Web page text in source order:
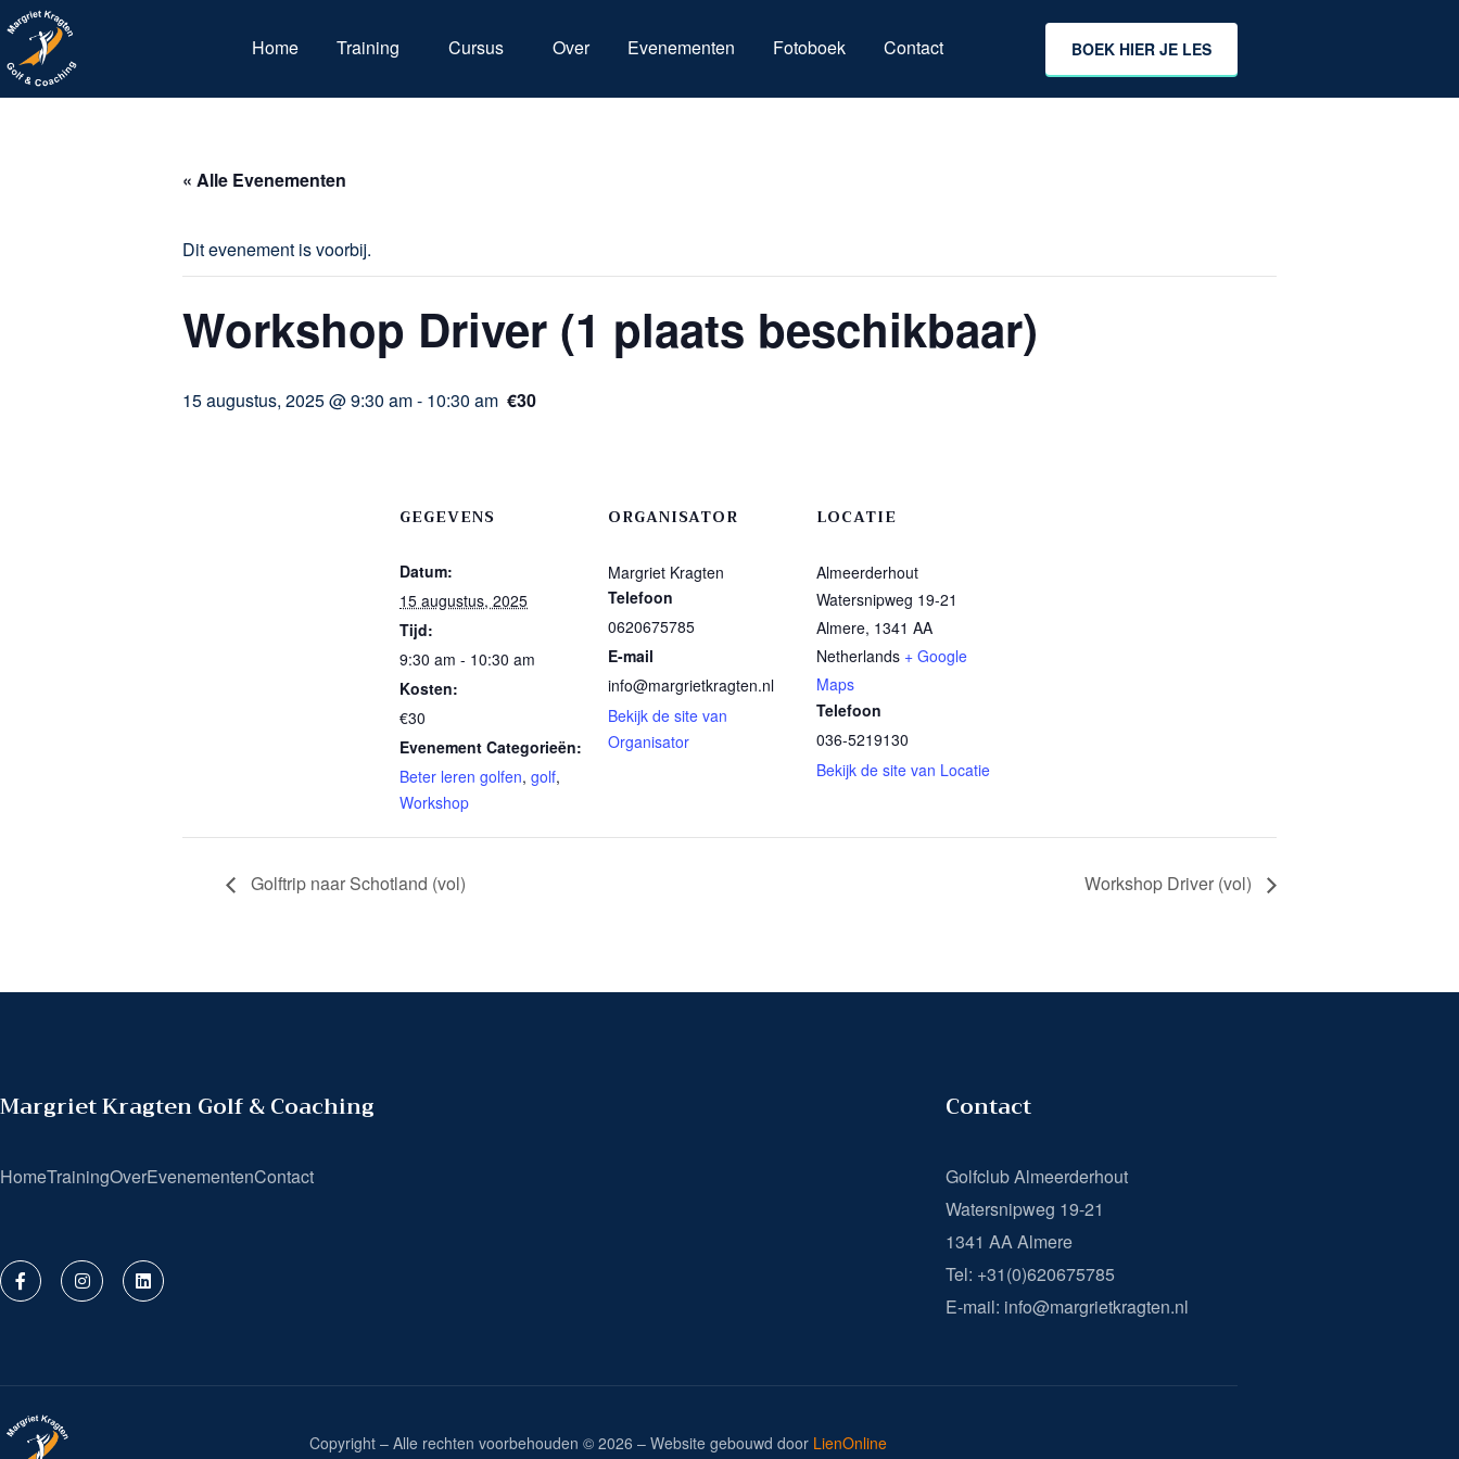
Home Training Cursus Over Evenementen Fotoboek Contact BOEK HIER JE LES
« Alle Evenementen
Dit evenement is voorbij.
Workshop Driver (1 plaats beschikbaar)
15 augustus, 2025 @ 9:30 am- 10:30 am €30
GEGEVENS
Datum:
15 augustus, 2025
Tijd:
9:30 am - 10:30 am
Kosten:
€30
Evenement Categorieën:
Beter leren golfen, golf,
Workshop
ORGANISATOR
Margriet Kragten
Telefoon
0620675785
E-mail
info@margrietkragten.nl
Bekijk de site van
Organisator
LOCATIE
Almeerderhout
Watersnipweg 19-21
Almere, 1341 AA
Netherlands + Google
Maps
Telefoon
036-5219130
Bekijk de site van Locatie
Golftrip naar Schotland (vol) Workshop Driver (vol)
Margriet Kragten Golf & Coaching
HomeTrainingOverEvenementenContact
Contact
Golfclub Almeerderhout
Watersnipweg 19-21
1341 AA Almere
Tel: +31(0)620675785
E-mail: info@margrietkragten.nl
Copyright – Alle rechten voorbehouden © 2026 – Website gebouwd door LienOnline